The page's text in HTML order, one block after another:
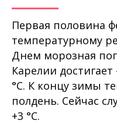
Первая половина
температурному
Днем морозная
Карелии
°C. К концу зимы
полдень. Сейчас
+3 °C.